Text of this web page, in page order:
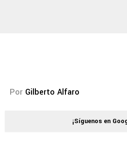
Por Gilberto Alfaro
¡Síguenos en